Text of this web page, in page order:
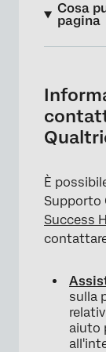
Cosa
pagina
Metodi di
Verifica
aziendale
È
Supporto
Success
sulla
aiuto